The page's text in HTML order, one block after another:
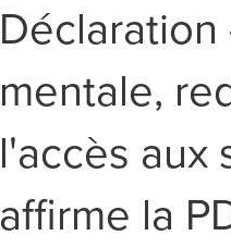
mentale,
l'accès aux
affirme la